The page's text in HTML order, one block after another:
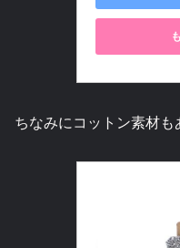
ちなみにコットン素材も